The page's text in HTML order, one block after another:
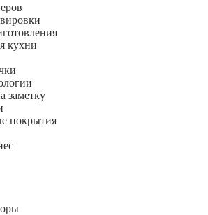
кухни
заметку
покрытия